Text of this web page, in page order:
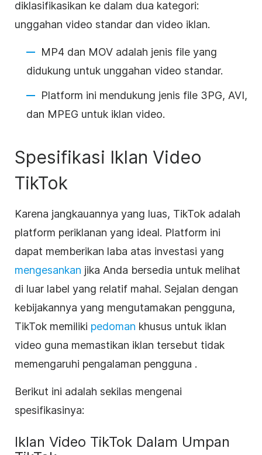
diklasifikasikan ke dalam dua kategori:
unggahan video standar dan video iklan.
MP4 dan MOV adalah jenis file yang
didukung untuk unggahan video standar.
Platform ini mendukung jenis file 3PG, AVI,
dan MPEG untuk iklan video.
Spesifikasi Iklan Video
TikTok
Karena jangkauannya yang luas, TikTok adalah
platform periklanan yang ideal. Platform ini
dapat memberikan laba atas investasi yang
mengesankan jika Anda bersedia untuk melihat
di luar label yang relatif mahal. Sejalan dengan
kebijakannya yang mengutamakan pengguna,
TikTok memiliki pedoman khusus untuk iklan
video guna memastikan iklan tersebut tidak
memengaruhi pengalaman pengguna .
Berikut ini adalah sekilas mengenai
spesifikasinya:
Iklan Video TikTok Dalam Umpan